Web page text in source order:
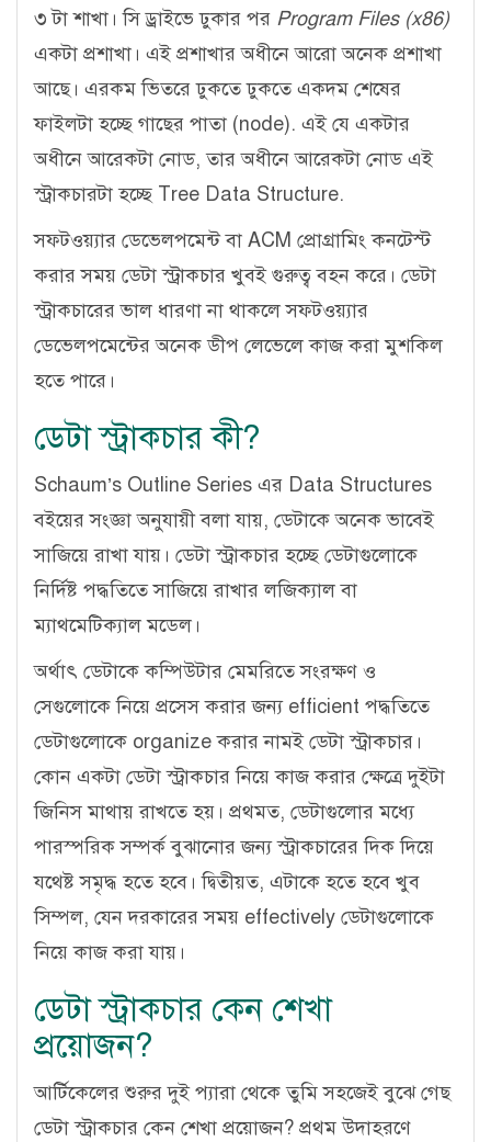
৩ টা শাখা। সি ড্রাইভে ঢুকার পর Program Files (x86)
একটা প্রশাখা। এই প্রশাখার অধীনে আরো অনেক প্রশাখা
আছে। এরকম ভিতরে ঢুকতে ঢুকতে একদম শেষের
ফাইলটা হচ্ছে গাছের পাতা (node). এই যে একটার
অধীনে আরেকটা নোড, তার অধীনে আরেকটা নোড এই
স্ট্রাকচারটা হচ্ছে Tree Data Structure.
সফটওয়্যার ডেভেলপমেন্ট বা ACM প্রোগ্রামিং কনটেস্ট
করার সময় ডেটা স্ট্রাকচার খুবই গুরুত্ব বহন করে। ডেটা
স্ট্রাকচারের ভাল ধারণা না থাকলে সফটওয়্যার
ডেভেলপমেন্টের অনেক ডীপ লেভেলে কাজ করা মুশকিল
হতে পারে।
ডেটা স্ট্রাকচার কী?
Schaum’s Outline Series এর Data Structures
বইয়ের সংজ্ঞা অনুযায়ী বলা যায়, ডেটাকে অনেক ভাবেই
সাজিয়ে রাখা যায়। ডেটা স্ট্রাকচার হচ্ছে ডেটাগুলোকে
নির্দিষ্ট পদ্ধতিতে সাজিয়ে রাখার লজিক্যাল বা
ম্যাথমেটিক্যাল মডেল।
অর্থাৎ ডেটাকে কম্পিউটার মেমরিতে সংরক্ষণ ও
সেগুলোকে নিয়ে প্রসেস করার জন্য efficient পদ্ধতিতে
ডেটাগুলোকে organize করার নামই ডেটা স্ট্রাকচার।
কোন একটা ডেটা স্ট্রাকচার নিয়ে কাজ করার ক্ষেত্রে দুইটা
জিনিস মাথায় রাখতে হয়। প্রথমত, ডেটাগুলোর মধ্যে
পারস্পরিক সম্পর্ক বুঝানোর জন্য স্ট্রাকচারের দিক দিয়ে
যথেষ্ট সমৃদ্ধ হতে হবে। দ্বিতীয়ত, এটাকে হতে হবে খুব
সিম্পল, যেন দরকারের সময় effectively ডেটাগুলোকে
নিয়ে কাজ করা যায়।
ডেটা স্ট্রাকচার কেন শেখা
প্রয়োজন?
আর্টিকেলের শুরুর দুই প্যারা থেকে তুমি সহজেই বুঝে গেছ
ডেটা স্ট্রাকচার কেন শেখা প্রয়োজন? প্রথম উদাহরণে